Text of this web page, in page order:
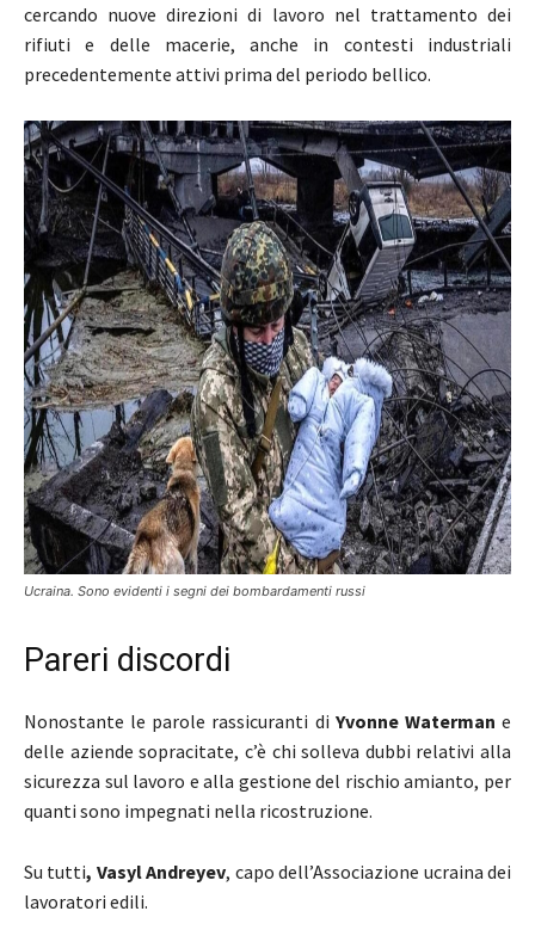
cercando nuove direzioni di lavoro nel trattamento dei
rifiuti e delle macerie, anche in contesti industriali
precedentemente attivi prima del periodo bellico.
Ucraina. Sono evidenti i segni dei bombardamenti russi
Pareri discordi
Nonostante le parole rassicuranti di Yvonne Waterman e
delle aziende sopracitate, c’è chi solleva dubbi relativi alla
sicurezza sul lavoro e alla gestione del rischio amianto, per
quanti sono impegnati nella ricostruzione.
Su tutti, Vasyl Andreyev, capo dell’Associazione ucraina dei
lavoratori edili.